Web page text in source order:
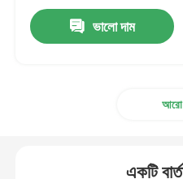
ভালো দাম
আরো
একটি